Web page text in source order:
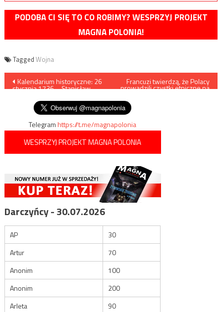
PODOBA CI SIĘ TO CO ROBIMY? WESPRZYJ PROJEKT
MAGNA POLONIA!
Tagged Wojna
Nawigacja
wpisu
Kalendarium historyczne: 26
stycznia 1736 – Stanisław
Francuzi twierdzą, że Polacy
prowadzili czystki etniczne na
Telegramhttps://t.me/magnapolonia
WESPRZYJ PROJEKT MAGNA POLONIA
Darczyńcy - 30.07.2026
AP
30
Artur
70
Anonim
100
Anonim
200
Arleta
90